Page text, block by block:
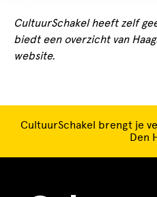
CultuurSchakel heeft zelf
biedt een overzicht van
website.
CultuurSchakel brengt je
Den